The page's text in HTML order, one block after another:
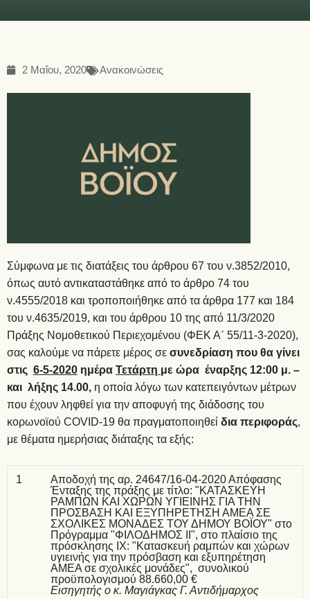
2 Μαΐου, 2020 Ανακοινώσεις
Σύμφωνα με τις διατάξεις του άρθρου 67 του ν.3852/2010,
όπως αυτό αντικαταστάθηκε από το άρθρο 74 του
ν.4555/2018 και τροποποιήθηκε από τα άρθρα 177 και 184
του ν.4635/2019, και του άρθρου 10 της από 11/3/2020
Πράξης Νομοθετικού Περιεχομένου (ΦΕΚ Α΄ 55/11-3-2020),
σας καλούμε να πάρετε μέρος σεσυνεδρίαση που θα γίνει
στις 6-5-2020 ημέραΤετάρτη με ώρα έναρξης 12:00 μ. –
και λήξης 14.00, η οποία λόγω των κατεπειγόντων μέτρων
που έχουν ληφθεί για την αποφυγή της διάδοσης του
κορωνοϊού COVID-19 θα πραγματοποιηθείδια περιφοράς,
με θέματα ημερήσιας διάταξης τα εξής:
1 Αποδοχή της αρ. 24647/16-04-2020 Απόφασης
Ένταξης της πράξης με τίτλο: "ΚΑΤΑΣΚΕΥΗ
ΡΑΜΠΩΝ ΚΑΙ ΧΩΡΩΝ ΥΓΙΕΙΝΗΣ ΓΙΑ ΤΗΝ
ΠΡΟΣΒΑΣΗ ΚΑΙ ΕΞΥΠΗΡΕΤΗΣΗ ΑΜΕΑ ΣΕ
ΣΧΟΛΙΚΕΣ ΜΟΝΑΔΕΣ ΤΟΥ ΔΗΜΟΥ ΒΟΪΟΥ" στο
Πρόγραμμα "ΦΙΛΟΔΗΜΟΣ ΙΙ", στο πλαίσιο της
πρόσκλησης ΙΧ: "Κατασκευή ραμπών και χώρων
υγιεινής για την πρόσβαση και εξυπηρέτηση
ΑΜΕΑ σε σχολικές μονάδες", συνολικού
προϋπολογισμού 88.660,00 €
Εισηγητής ο κ. Μαγιάγκας Γ. Αντιδήμαρχος